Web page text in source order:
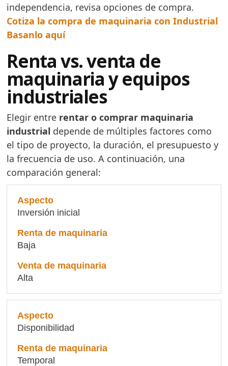
independencia, revisa opciones de compra.
Cotiza la compra de maquinaria con Industrial
Basanlo aquí
Renta vs. venta de
maquinaria y equipos
industriales
Elegir entre rentar o comprar maquinaria
industrial depende de múltiples factores como
el tipo de proyecto, la duración, el presupuesto y
la frecuencia de uso. A continuación, una
comparación general:
Inversión inicial
Baja
Alta
Disponibilidad
Temporal